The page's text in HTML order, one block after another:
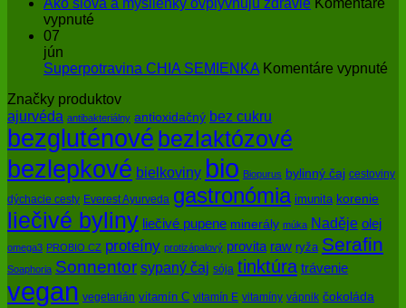
vypnuté
a
ovplyvňujú
zdravie
07
jún
Superpotravina CHIA SEMIENKA Komentáre vypnuté
Značky produktov
ajurvéda antibakteriálny antioxidačný bez cukru
bezgluténové bezlaktózové
bezlepkové bielkoviny bio Biopurus bylinný čaj cestoviny
dýchacie cesty Everest Ayurveda gastronómia imunita korenie
liečivé byliny liečivé pupene minerály múka Naděje olej
omega3 PROBIO CZ proteíny protizápalový provita raw ryža Serafin
Soaphoria Sonnentor sypaný čaj sója tinktúra trávenie
vegan vegetarián vitamín C vitamín E vitamíny vápnik čokoláda